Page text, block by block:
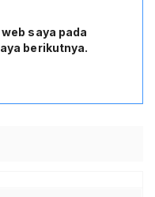
saya pada
berikutnya.